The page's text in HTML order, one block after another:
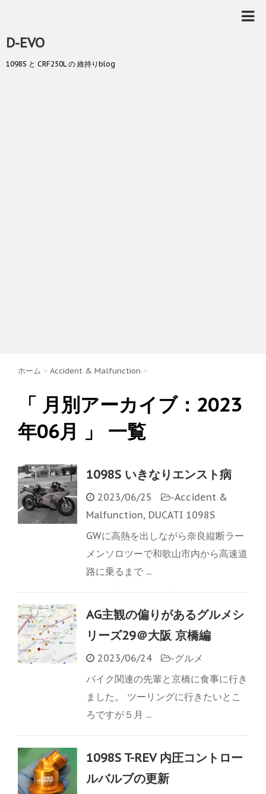
D-EVO
1098S と CRF250L の 維持りblog
ホーム > Accident & Malfunction >
「 月別アーカイブ：2023
年06月 」 一覧
1098S いきなりエンスト病
2023/06/25 -Accident &
Malfunction, DUCATI 1098S
GWに高熱を出しながら奈良縦断ラー
メンソロツーで和歌山市内から高速道
路に乗るまで ...
AG主観の偏りがあるグルメシ
リーズ29＠大阪 京橋編
2023/06/24 -グルメ
バイク関連の先輩と京橋に食事に行き
ました。 ツーリングに行きたいとこ
ろですが５月 ...
1098S T-REV 内圧コントロー
ルバルブの更新